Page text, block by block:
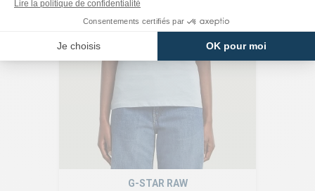
G-STAR RAW